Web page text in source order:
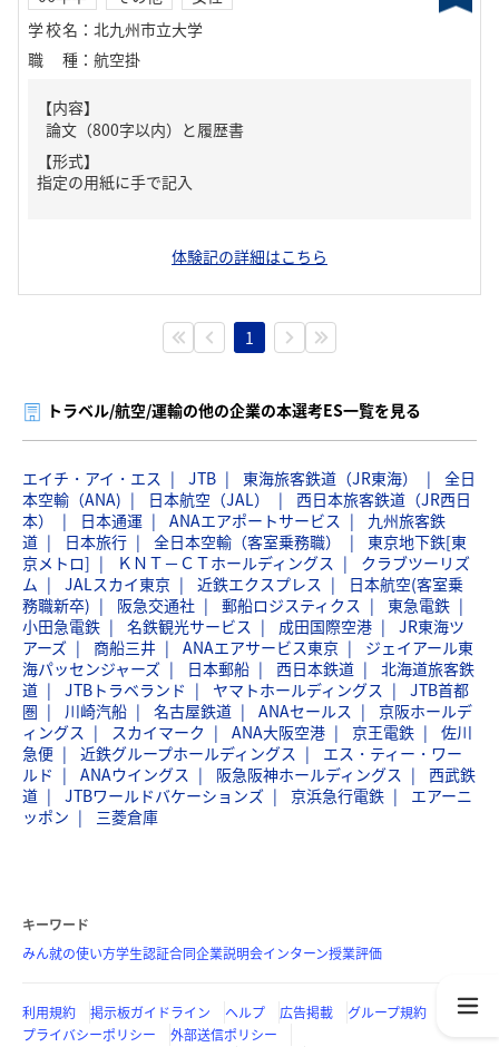
学校名 ： 北九州市立大学
職種 ： 航空掛
【内容】
論文（800字以内）と履歴書
【形式】
指定の用紙に手で記入
体験記の詳細はこちら
1
トラベル/航空/運輸の他の企業の本選考ES一覧を見る
エイチ・アイ・エス JTB 東海旅客鉄道（JR東海）
全日
本空輸（ANA)
日本航空（JAL）
西日本旅客鉄道（JR西日
本）
日本通運 ANAエアポートサービス
九州旅客鉄
道
日本旅行 全日本空輸（客室乗務職）
東京地下鉄[東
京メトロ]
ＫＮＴ－ＣＴホールディングス
クラブツーリズ
ム
JALスカイ東京 近鉄エクスプレス
日本航空(客室乗
務職新卒)
阪急交通社 郵船ロジスティクス
東急電鉄
小田急電鉄
名鉄観光サービス 成田国際空港
JR東海ツ
アーズ
商船三井 ANAエアサービス東京
ジェイアール東
海パッセンジャーズ
日本郵船 西日本鉄道
北海道旅客鉄
道
JTBトラベランド ヤマトホールディングス
JTB首都
圏
川崎汽船 名古屋鉄道 ANAセールス
京阪ホールデ
ィングス
スカイマーク ANA大阪空港 京王電鉄
佐川
急便
近鉄グループホールディングス
エス・ティー・ワー
ルド
ANAウイングス 阪急阪神ホールディングス
西武鉄
道
JTBワールドバケーションズ 京浜急行電鉄
エアーニ
ッポン
三菱倉庫
キーワード
みん就の使い方学生認証合同企業説明会インターン授業評価
利用規約 掲示板ガイドライン ヘルプ 広告掲載
グループ規約
プライバシーポリシー
外部送信ポリシー